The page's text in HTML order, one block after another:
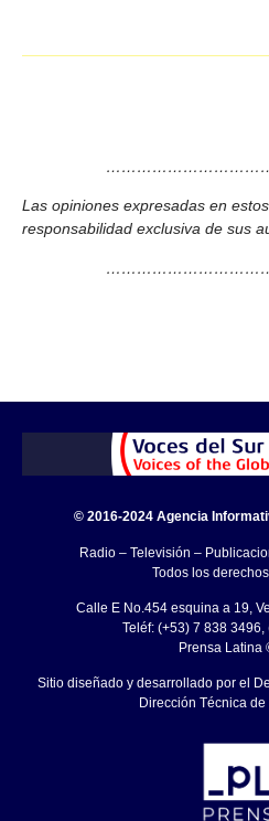
Las opiniones expresadas en
responsabilidad exclusiva de sus
© 2016-2024 Agencia
Radio – Televisión –
Todos los
Calle E No.454 esquina a 19,
Teléf: (+53) 7 838
Prensa Latina
Sitio diseñado y desarrollado por el
Dirección Técnica